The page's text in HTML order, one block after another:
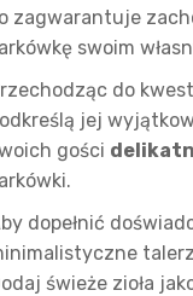
zagwarantuje
swoim
do
jej
gości
dopełnić
świeże zioła